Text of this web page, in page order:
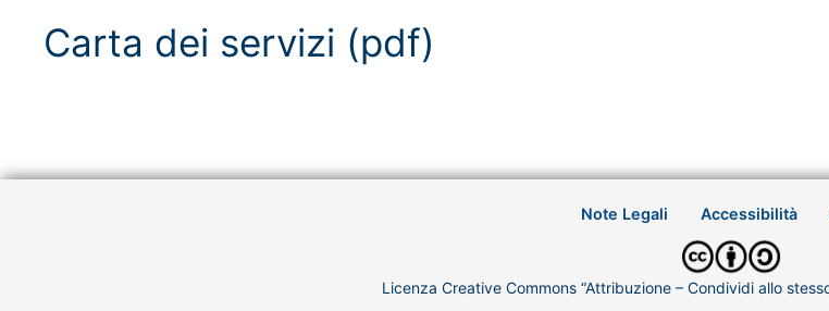
Carta dei servizi (pdf)
Note Legali Accessibilità
Licenza Creative Commons “Attribuzione – Condividi allo